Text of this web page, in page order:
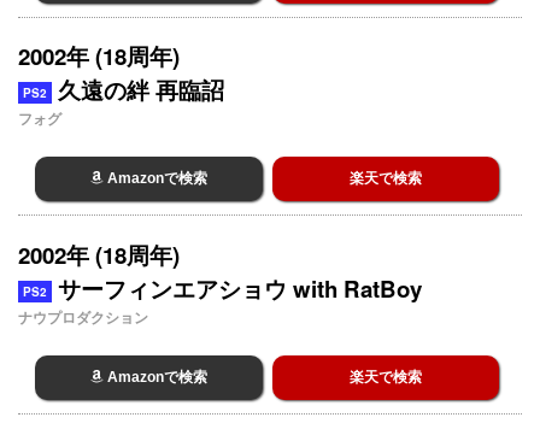
2002年 (18周年)
PS2 久遠の絆 再臨詔
フォグ
Amazonで検索 楽天で検索
2002年 (18周年)
PS2 サーフィンエアショウ with RatBoy
ナウプロダクション
Amazonで検索 楽天で検索